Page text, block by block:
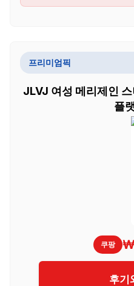
프리미엄픽
JLVJ 여성 메리제인
플
쿠팡
후기